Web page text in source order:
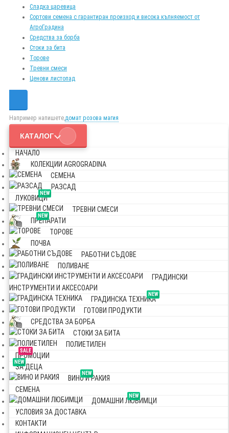
Сладка царевица
Сортови семена с гарантиран произход и висока кълняемост от
АгроГрадина
Средства за борба
Стоки за бита
Торове
Тревни смеси
Ценови листопад
Например напишете,домат розова магия
КАТАЛОГ
НАЧАЛО
КОЛЕКЦИИ AGROGRADINA
СЕМЕНА
РАЗСАД
NEW
ЛУКОВИЦИ
ТРЕВНИ СМЕСИ
NEW
ПРЕПАРАТИ
ТОРОВЕ
ПОЧВА
РАБОТНИ СЪДОВЕ
ПОЛИВАНЕ
ГРАДИНСКИ
ИНСТРУМЕНТИ И АКСЕСОАРИ
NEW
ГРАДИНСКА ТЕХНИКА
ГОТОВИ ПРОДУКТИ
СРЕДСТВА ЗА БОРБА
СТОКИ ЗА БИТА
ПОЛИЕТИЛЕН
SALE
ПРОМОЦИИ
NEW
ЗА ДЕЦА
NEW
ВИНО И РАКИЯ
СЕМЕНА
NEW
ДОМАШНИ ЛЮБИМЦИ
УСЛОВИЯ ЗА ДОСТАВКА
КОНТАКТИ